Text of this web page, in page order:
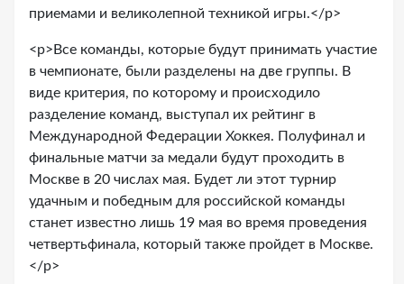
приемами и великолепной техникой игры.</p>
<p>Все команды, которые будут принимать участие
в чемпионате, были разделены на две группы. В
виде критерия, по которому и происходило
разделение команд, выступал их рейтинг в
Международной Федерации Хоккея. Полуфинал и
финальные матчи за медали будут проходить в
Москве в 20 числах мая. Будет ли этот турнир
удачным и победным для российской команды
станет известно лишь 19 мая во время проведения
четвертьфинала, который также пройдет в Москве.
</p>